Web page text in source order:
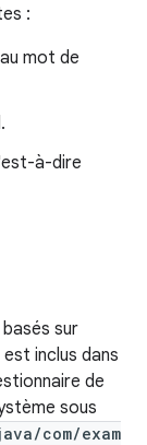
:
mot de
à-dire
sur
inclus dans
de
sous
com/exam